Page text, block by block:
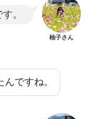
。
柚子さん
ですね。